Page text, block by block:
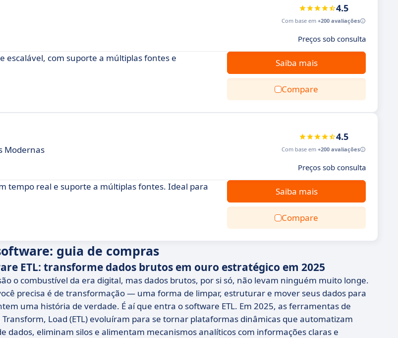
4.5
Com base em +200 avaliações
Preços sob consulta
com suporte a múltiplas fontes e
Saiba mais
Compare
Modernas
4.5
Com base em +200 avaliações
Preços sob consulta
tempo real e suporte a múltiplas fontes. Ideal para
Saiba mais
Compare
guia de compras
ETL: transforme dados brutos em ouro estratégico em 2025
o combustível da era digital, mas dados brutos, por si só, não levam ninguém muito longe.
precisa é de transformação — uma forma de limpar, estruturar e mover seus dados para
uma história de verdade. É aí que entra o software ETL. Em 2025, as ferramentas de
Transform, Load (ETL) evoluíram para se tornar plataformas dinâmicas que automatizam
dados, eliminam silos e alimentam mecanismos analíticos com informações claras e